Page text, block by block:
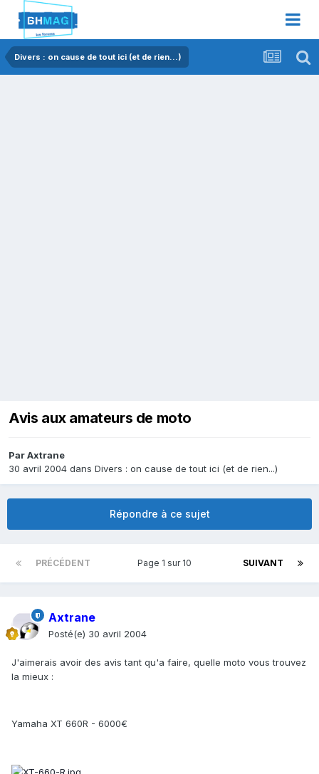
Divers : on cause de tout ici (et de rien...)
Avis aux amateurs de moto
ParAxtrane
30 avril 2004 dans Divers : on cause de tout ici (et de rien...)
Répondre à ce sujet
PRÉCÉDENT SUIVANT
Page 1 sur 10
Axtrane
Posté(e) 30 avril 2004
J'aimerais avoir des avis tant qu'a faire, quelle moto vous trouvez
la mieux :
Yamaha XT 660R - 6000€